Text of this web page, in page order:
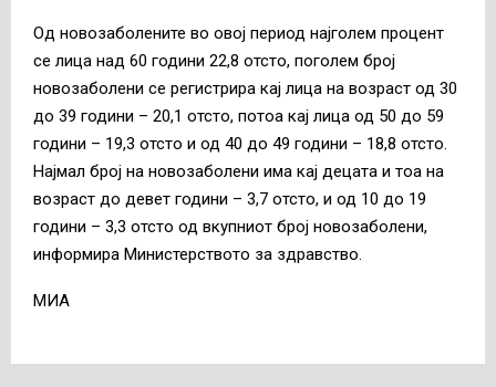
Од новозаболените во овој период најголем процент
се лица над 60 години 22,8 отсто, поголем број
новозаболени се регистрира кај лица на возраст од 30
до 39 години – 20,1 отсто, потоа кај лица од 50 до 59
години – 19,3 отсто и од 40 до 49 години – 18,8 отсто.
Најмал број на новозаболени има кај децата и тоа на
возраст до девет години – 3,7 отсто, и од 10 до 19
години – 3,3 отсто од вкупниот број новозаболени,
информира Министерството за здравство.
МИА